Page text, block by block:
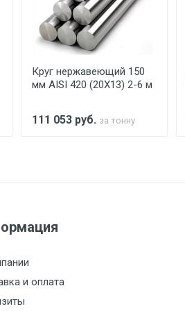
обеспечить подъезные пути
Круг нержавеющий 150
мм AISI 420 (20Х13) 2-6 м
111 053 руб. за тонну
и оплата